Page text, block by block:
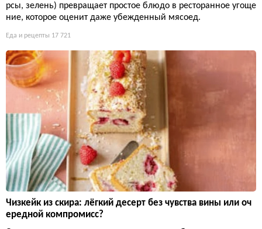
рсы, зелень) превращает простое блюдо в ресторанное угоще
ние, которое оценит даже убежденный мясоед.
Еда и рецепты 17 721
Чизкейк из скира: лёгкий десерт без чувства вины или оч
ередной компромисс?